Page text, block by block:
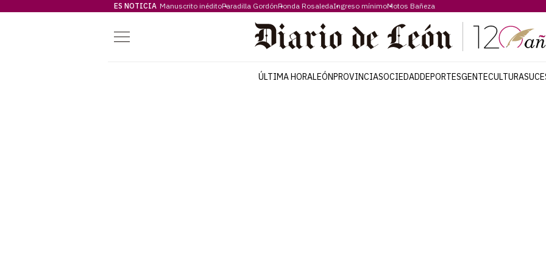
ES NOTICIA Manuscrito inéditoParadilla GordónRonda RosaledaIngreso mínimoMotos Bañeza
Menú
ÚLTIMA HORALEÓNPROVINCIASOCIEDADDEPORTESGENTECULTURA